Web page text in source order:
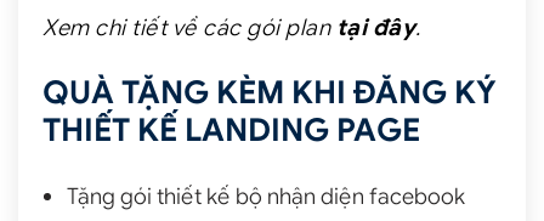
Xem chi tiết về các gói plan tại đây.
QUÀ TẶNG KÈM KHI ĐĂNG KÝ
THIẾT KẾ LANDING PAGE
Tặng gói thiết kế bộ nhận diện facebook